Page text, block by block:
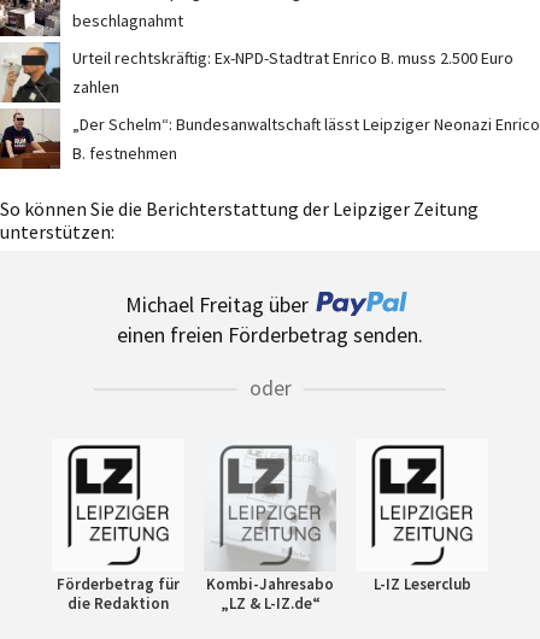
beschlagnahmt
Urteil rechtskräftig: Ex-NPD-Stadtrat Enrico B. muss 2.500 Euro
zahlen
„Der Schelm“: Bundesanwaltschaft lässt Leipziger Neonazi Enrico
B. festnehmen
So können Sie die Berichterstattung der Leipziger Zeitung
unterstützen:
Michael Freitag über
einen freien Förderbetrag senden.
oder
Förderbetrag für
die Redaktion
Kombi-Jahresabo
„LZ & L-IZ.de“
L-IZ Leserclub